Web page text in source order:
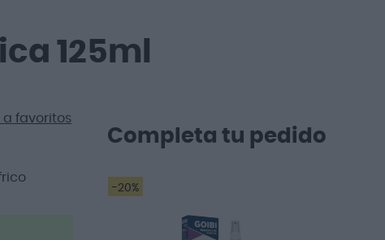
125ml
a favoritos
Completa tu pedido
-20%
Funciona perfecto!